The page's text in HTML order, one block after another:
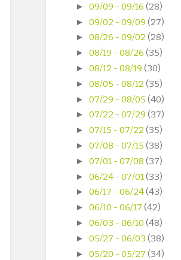
► 09/09 - 09/16 (28)
► 09/02 - 09/09 (27)
► 08/26 - 09/02 (28)
► 08/19 - 08/26 (35)
► 08/12 - 08/19 (30)
► 08/05 - 08/12 (35)
► 07/29 - 08/05 (40)
► 07/22 - 07/29 (37)
► 07/15 - 07/22 (35)
► 07/08 - 07/15 (38)
► 07/01 - 07/08 (37)
► 06/24 - 07/01(33)
► 06/17 - 06/24(43)
► 06/10 - 06/17 (42)
► 06/03 - 06/10 (48)
► 05/27 - 06/03 (38)
► 05/20 - 05/27 (34)